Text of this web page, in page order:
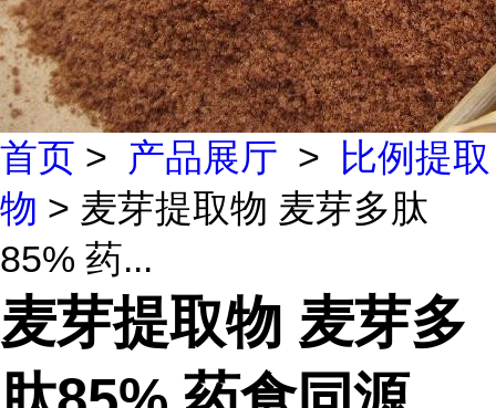
首页 > 产品展厅 >
比例提取
物 > 麦芽提取物 麦芽多肽
85% 药...
麦芽提取物 麦芽多